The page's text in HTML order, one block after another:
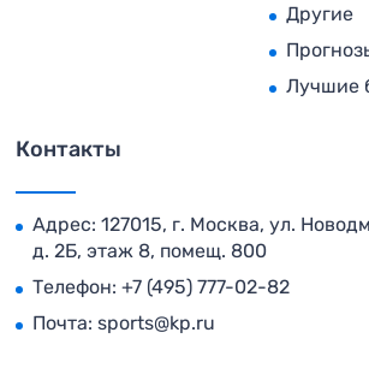
Другие
Лучшие
Контакты
Адрес: 127015, г. Москва, ул.
д. 2Б, этаж 8, помещ. 800
Телефон: +7 (495) 777-02-82
Почта: sports@kp.ru